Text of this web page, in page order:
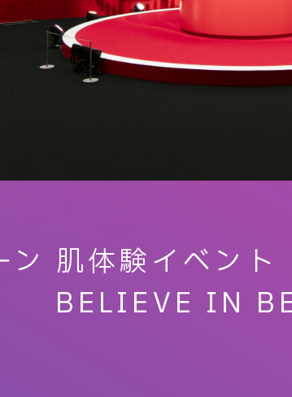
ン 肌体験イベン
BELIEVE IN